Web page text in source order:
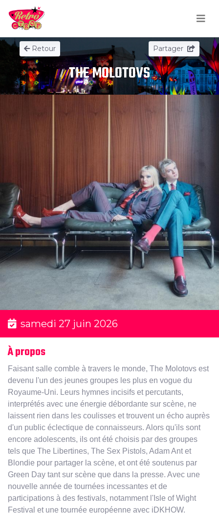
Retour Partager
THE MOLOTOVS
samedi 27 juin 2026
À propos
Faisant salle comble à travers le monde, The Molotovs est
devenu l'un des jeunes groupes les plus en vogue du
Royaume-Uni. Leurs hymnes incisifs et percutants,
interprétés avec une énergie débordante sur scène, ne
laissent rien dans les coulisses et trouvent un écho auprès
d'un public éclectique de connaisseurs. Alors qu'ils sont
encore adolescents, ils ont été choisis par des groupes
tels que The Libertines, The Sex Pistols, Adam Ant et
Blondie pour partager la scène, et ont été soutenus par
Green Day tant sur scène que dans la presse. Avec une
nouvelle année de tournées incessantes et de
participations à des festivals, notamment l'Isle of Wight
Festival et une tournée européenne avec iDKHOW.